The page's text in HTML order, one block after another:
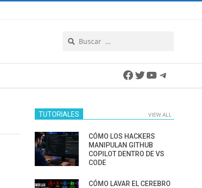
Facebook
Twitter
YouTube
TUTORIALES VIEW ALL
CÓMO LOS HACKERS
MANIPULAN GITHUB
COPILOT DENTRO DE VS
CODE
CÓMO LAVAR EL CEREBRO